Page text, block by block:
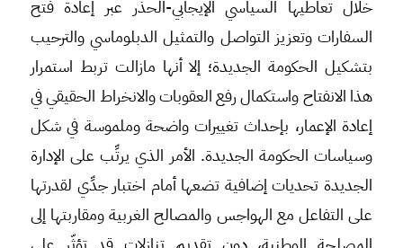
خلال تعاطيها السياسي الإيجابي-الحذر عبر إعادة فتح
السفارات وتعزيز التواصل والتمثيل الدبلوماسي والترحيب
بتشكيل الحكومة الجديدة؛ إلا أنها مازالت تربط استمرار
هذا الانفتاح واستكمال رفع العقوبات والانخراط الحقيقي في
إعادة الإعمار، بإحداث تغييرات واضحة وملموسة في شكل
وسياسات الحكومة الجديدة. الأمر الذي يرتِّب على الإدارة
الجديدة تحديات إضافية تضعها أمام اختبار جدِّي لقدرتها
على التفاعل مع الهواجس والمصالح الغربية ومقاربتها إلى